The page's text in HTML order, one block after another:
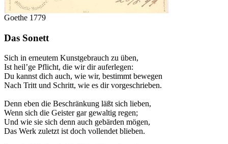
Goethe 1779
Das Sonett
Sich in erneutem Kunstgebrauch zu üben,
Ist heil’ge Pflicht, die wir dir auferlegen:
Du kannst dich auch, wie wir, bestimmt bewegen
Nach Tritt und Schritt, wie es dir vorgeschrieben.
Denn eben die Beschränkung läßt sich lieben,
Wenn sich die Geister gar gewaltig regen;
Und wie sie sich denn auch gebärden mögen,
Das Werk zuletzt ist doch vollendet blieben.